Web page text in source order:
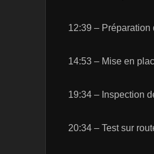
12:39 –
14:53 – Mise en
19:34 – Inspection
20:34 – Test sur